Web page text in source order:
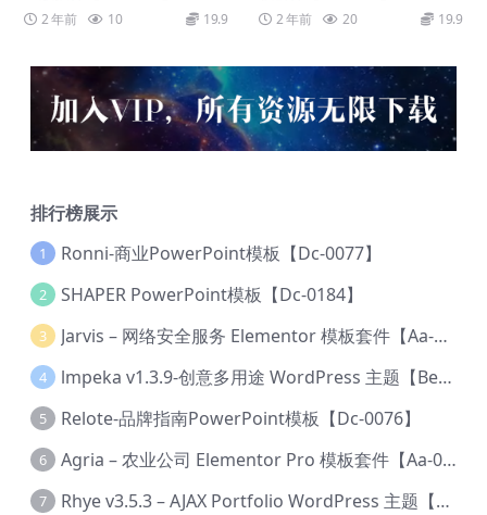
2 年前 10 19.9 2 年前 20 19.9
排行榜展示
1 Ronni-商业PowerPoint模板【Dc-0077】
2 SHAPER PowerPoint模板【Dc-0184】
3 Jarvis – 网络安全服务 Elementor 模板套件【Aa-0035】
4 lmpeka v1.3.9-创意多用途 WordPress 主题【Be-0064】
5 Relote-品牌指南PowerPoint模板【Dc-0076】
6 Agria – 农业公司 Elementor Pro 模板套件【Aa-0003】
7 Rhye v3.5.3 – AJAX Portfolio WordPress 主题【Bi-0049】